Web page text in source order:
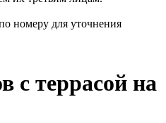
номеру для уточнения
с террасой на